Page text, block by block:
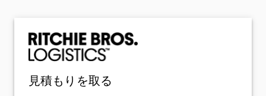
見積もりを取る